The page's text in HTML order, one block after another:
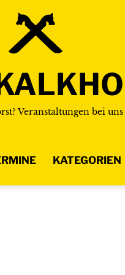
Veranstaltungen bei
KATEGORIEN